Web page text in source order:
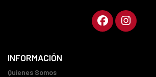
INFORMACIÓN
Quienes Somos